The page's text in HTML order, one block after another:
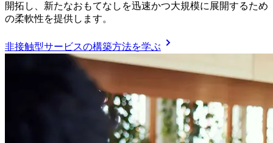
開拓し、新たなおもてなしを迅速かつ大規模に展開するため
の柔軟性を提供します。
非接触型サービスの構築方法を学ぶ